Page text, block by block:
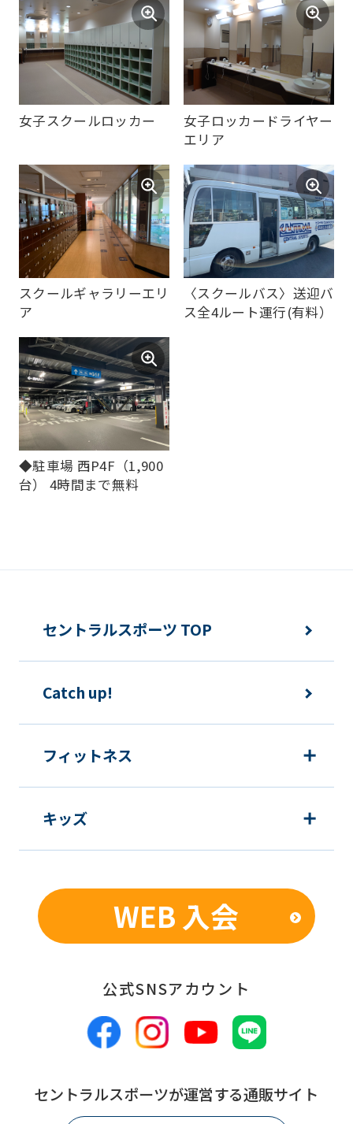
女子スクールロッカー
女子ロッカードライヤー
エリア
スクールギャラリーエリ
ア
〈スクールバス〉送迎バ
ス全4ルート運行(有料）
◆駐車場 西P4F（1,900
台） 4時間まで無料
you
use
an
automatic
translation
service,
the
Japanese
version
of
this
website
The
translation
from
original
ask
that
you
fully
this
using
service.
セントラルスポーツ TOP
Catch up!
フィットネス
キッズ
WEB 入会
公式SNSアカウント
セントラルスポーツが運営する通販サイト